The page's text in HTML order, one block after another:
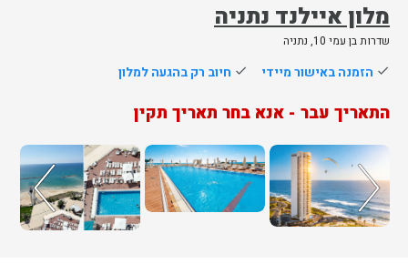
מלון איילנד נתניה
שדרות בן עמי 10, נתניה
done הזמנה באישור מיידי done חיוב רק בהגעה למלון
התאריך עבר - אנא בחר תאריך תקין
שלח
הוטלס
אליך
בשעות
הפעילות